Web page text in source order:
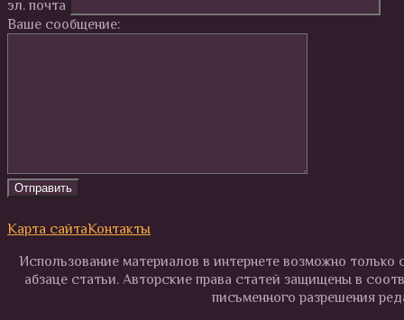
эл. почта
Ваше сообщение:
Карта сайтаКонтакты
Использование материалов в интернете возможно
абзаце статьи. Авторские права статей защищены в
письменного разрешения